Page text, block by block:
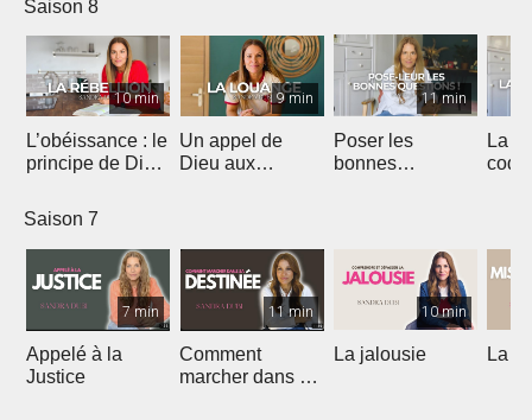
Saison 8
10 min
L’obéissance : le
principe de Dieu
vie
9 min
Un appel de
Dieu aux
11 min
Poser les
bonnes
La
Saison 7
7 min
Appelé à la
Justice
11 min
Comment
marcher dans sa
10 min
La jalousie La